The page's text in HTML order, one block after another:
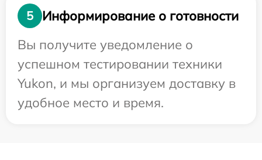
5
Информирование о готовности
Вы получите уведомление о
успешном тестировании техники
Yukon, и мы организуем доставку в
удобное место и время.